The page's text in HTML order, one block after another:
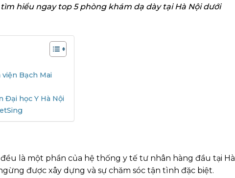
hiểu ngay top 5 phòng khám dạ dày tại Hà Nội dưới
viện Bạch Mai
Đại học Y Hà Nội
là một phần của hệ thống y tế tư nhân hàng đầu tại Hà
được xây dựng và sự chăm sóc tận tình đặc biệt.